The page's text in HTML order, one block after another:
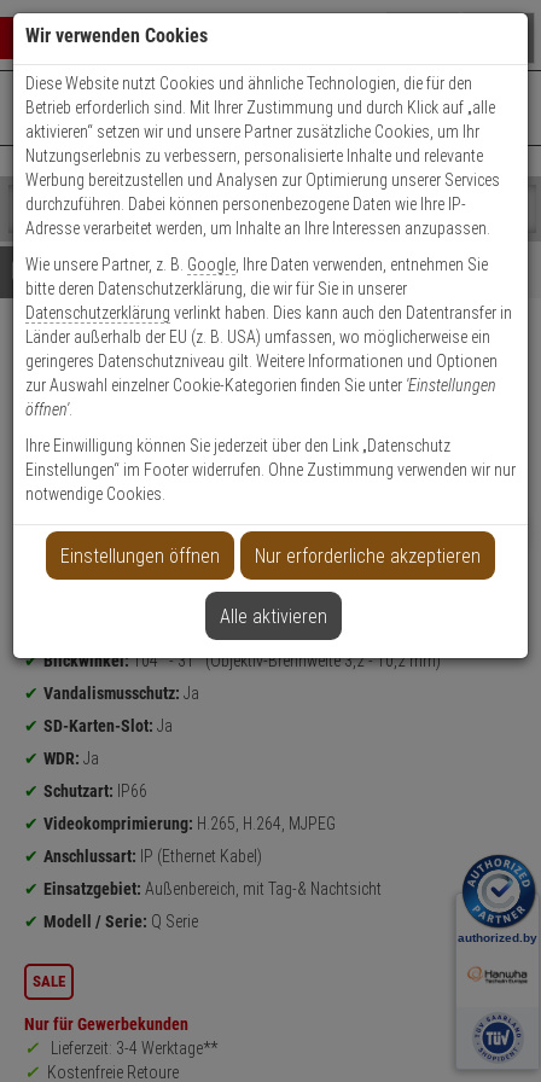
0 ARTIKEL IM WARENKORB
Ihr Warenkorb ist momentan leer.
Ergebnisse ()
Fertig
Shop
durchsuchen
Bitte
geben
Sie
mindestens
Zeichen
ein,
um
Suche
Es
wurde
noch
Kategorien
Suche
gestartet
+49 (0)821 899 493-0Mo. - Do.: 8:00 - 16:30 | Fr.: 8:00 - 14:00 Uhr
Kontaktservice nutzen
Details Beratung Beliebte 4K Ultra HD Artikel
Hanwha QNO-C9083R IP-
Kamera 4K AI, IR, IK10, IP66
Produktmerkmale
NEU
Bullet Kamera
Blickwinkel:104° - 31° (Objektiv-Brennweite 3,2 - 10,2 mm)
Vandalismusschutz: Ja
SD-Karten-Slot: Ja
WDR: Ja
Schutzart: IP66
Videokomprimierung: H.265, H.264, MJPEG
Anschlussart: IP (Ethernet Kabel)
Einsatzgebiet: Außenbereich, mit Tag-& Nachtsicht
Modell / Serie: Q Serie
SALE
Nur für Gewerbekunden
Lieferzeit: 3-4 Werktage**
Kostenfreie Retoure
Wir verwenden Cookies
Diese Website nutzt Cookies und ähnliche Technologien, die für den
Betrieb erforderlich sind. Mit Ihrer Zustimmung und durch Klick auf „alle
aktivieren“ setzen wir und unsere Partner zusätzliche Cookies, um Ihr
Nutzungserlebnis zu verbessern, personalisierte Inhalte und relevante
Werbung bereitzustellen und Analysen zur Optimierung unserer Services
durchzuführen. Dabei können personenbezogene Daten wie Ihre IP-
Adresse verarbeitet werden, um Inhalte an Ihre Interessen anzupassen.
Wie unsere Partner, z. B. Google , Ihre Daten verwenden, entnehmen Sie
bitte deren Datenschutzerklärung, die wir für Sie in unserer
Datenschutzerklärung verlinkt haben. Dies kann auch den Datentransfer in
Länder außerhalb der EU (z. B. USA) umfassen, wo möglicherweise ein
geringeres Datenschutzniveau gilt. Weitere Informationen und Optionen
zur Auswahl einzelner Cookie-Kategorien finden Sie unter 'Einstellungen
öffnen'.
Ihre Einwilligung können Sie jederzeit über den Link „Datenschutz
Einstellungen“ im Footer widerrufen. Ohne Zustimmung verwenden wir nur
notwendige Cookies.
Einstellungen öffnen Nur erforderliche akzeptieren
Alle aktivieren